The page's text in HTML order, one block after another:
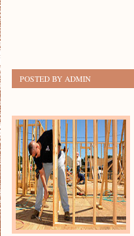
POSTED BY ADMIN